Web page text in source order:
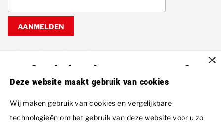
Gratis brochure ontvangen?
Voornaam
AANMELDEN
Resorts
Deze website maakt gebruik van cookies
Wij maken gebruik van cookies en vergelijkbare
technologieën om het gebruik van deze website voor u zo